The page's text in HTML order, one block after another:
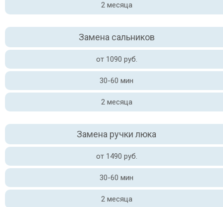
2 месяца
Замена сальников
от 1090 руб.
30-60 мин
2 месяца
Замена ручки люка
от 1490 руб.
30-60 мин
2 месяца